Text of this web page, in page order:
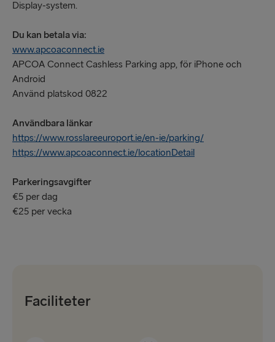
Display-system.
Du kan betala via:
www.apcoaconnect.ie
APCOA Connect Cashless Parking app, för iPhone och
Android
Använd platskod 0822
Användbara länkar
https://www.rosslareeuroport.ie/en-ie/parking/
https://www.apcoaconnect.ie/locationDetail
Parkeringsavgifter
€5 per dag
€25 per vecka
Faciliteter